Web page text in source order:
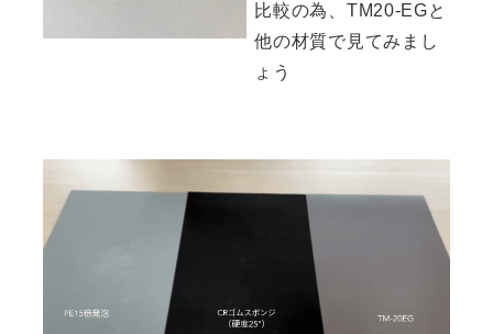
比較の為、TM20-EGと
他の材質で見てみまし
ょう